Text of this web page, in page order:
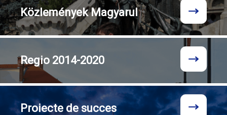
KözleményekMagyarul
Regio 2014-2020
Proiecte de succes